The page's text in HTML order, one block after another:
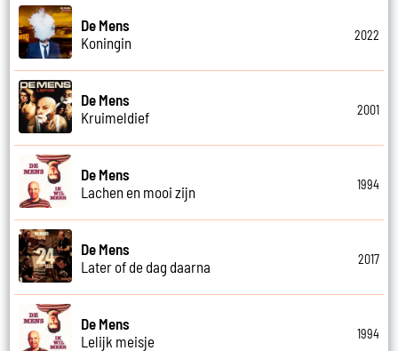
De Mens
Koningin
2022
De Mens
Kruimeldief
2001
De Mens
Lachen en mooi zijn
1994
De Mens
Later of de dag daarna
2017
De Mens
Lelijk meisje
1994